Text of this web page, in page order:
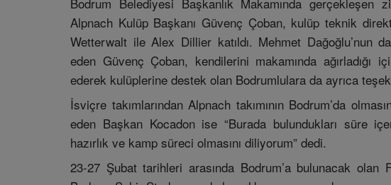
Alpnach Kulüp Başkanı Güvenç Çoban, kulüp teknik
Wetterwalt ile Alex Dillier katıldı. Mehmet Dağoğlu’nun
eden Güvenç Çoban, kendilerini makamında ağırladığı
ederek kulüplerine destek olan Bodrumlulara da ayrıca
İsviçre takımlarından Alpnach takımının Bodrum’da
eden Başkan Kocadon ise “Burada bulundukları süre
hazırlık ve kamp süreci olmasını diliyorum” dedi.
23-27 Şubat tarihleri arasında Bodrum’a bulunacak olan